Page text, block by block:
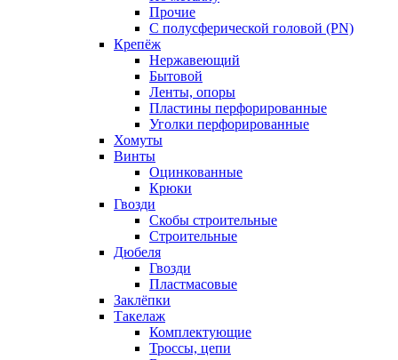
Прочие
С полусферической головой (PN)
Крепёж
Нержавеющий
Бытовой
Ленты, опоры
Пластины перфорированные
Уголки перфорированные
Хомуты
Винты
Оцинкованные
Крюки
Гвозди
Скобы строительные
Строительные
Дюбеля
Гвозди
Пластмасовые
Заклёпки
Такелаж
Комплектующие
Троссы, цепи